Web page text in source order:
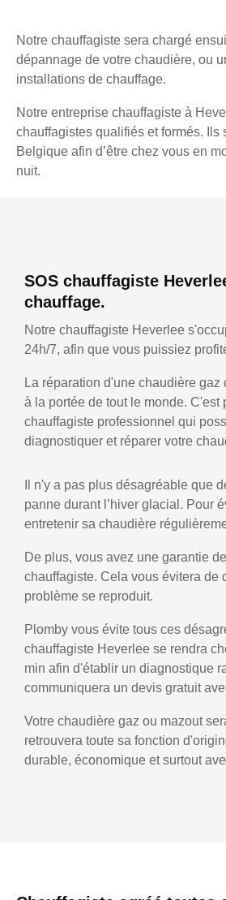
Notre chauffagiste sera chargé
dépannage de votre chaudière, ou
installations de chauffage.
Notre entreprise chauffagiste à
chauffagistes qualifiés et formés.
Belgique afin d’être chez vous en
nuit.
SOS chauffagiste
chauffage.
Notre chauffagiste Heverlee
24h/7, afin que vous puissiez
La réparation d'une chaudière
à la portée de tout le monde. C'est
chauffagiste professionnel qui
diagnostiquer et réparer votre
Il n'y a pas plus désagréable que
panne durant l’hiver glacial. Pour
entretenir sa chaudière
De plus, vous avez une garantie
chauffagiste. Cela vous évitera de
problème se reproduit.
Plomby vous évite tous ces
chauffagiste Heverlee se rendra
min afin d'établir un diagnostique
communiquera un devis gratuit
Votre chaudière gaz ou mazout
retrouvera toute sa fonction
durable, économique et surtout